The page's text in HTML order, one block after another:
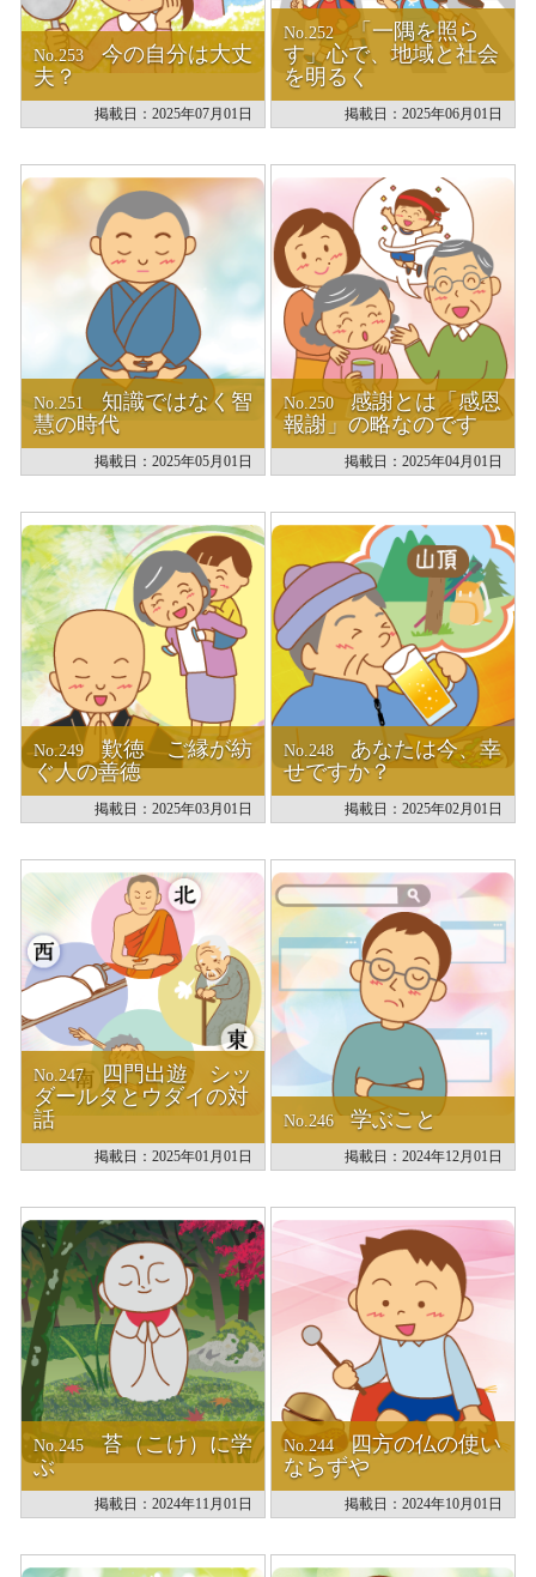
ともしび(バックナンバー)
僧侶になるには
天台の主張
比叡山宗教サミット
災害時における天台宗の取り組み
檀信徒のお勤めの作法と心得
年中行事・歳時記
葬儀と供養について
天台青少年比叡山の集いのご案内
天台宗務庁
一隅を照らす運動総本部
天台宗典編纂所
各地の宗務所
関連機関
English
中文
한국어
No.253
今の自分は大丈
夫？
掲載日：2025年07月01日
No.252
「一隅を照ら
す」心で、地域と社会
を明るく
掲載日：2025年06月01日
No.251
知識ではなく智
慧の時代
掲載日：2025年05月01日
No.250
感謝とは「感恩
報謝」の略なのです
掲載日：2025年04月01日
No.249
歎徳 ご縁が紡
ぐ人の善徳
掲載日：2025年03月01日
No.248
あなたは今、幸
せですか？
掲載日：2025年02月01日
No.247
四門出遊 シッ
ダールタとウダイの対
話
掲載日：2025年01月01日
No.246 学ぶこと
掲載日：2024年12月01日
No.245
苔（こけ）に学
ぶ
掲載日：2024年11月01日
No.244
四方の仏の使い
ならずや
掲載日：2024年10月01日